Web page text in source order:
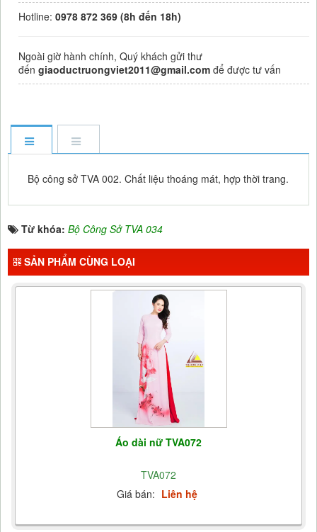
Hotline: 0978 872 369 (8h đến 18h)
Ngoài giờ hành chính, Quý khách gửi thư
đến giaoductruongviet2011@gmail.com để được tư vấn
Bộ công sở TVA 002. Chất liệu thoáng mát, hợp thời trang.
Từ khóa: Bộ Công Sở TVA 034
SẢN PHẨM CÙNG LOẠI
Áo dài nữ TVA072
TVA072
Giá bán: Liên hệ